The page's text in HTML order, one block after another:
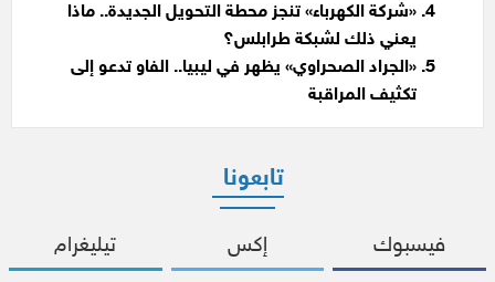
«شركة الكهرباء» تنجز محطة التحويل الجديدة.. ماذا
يعني ذلك لشبكة طرابلس؟
«الجراد الصحراوي» يظهر في ليبيا.. الفاو تدعو إلى
تكثيف المراقبة
تابعونا
فيسبوك إكس تيليغرام